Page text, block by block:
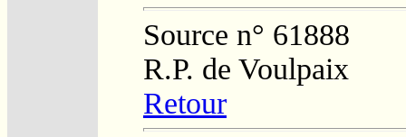
Source n° 61888
R.P. de Voulpaix
Retour